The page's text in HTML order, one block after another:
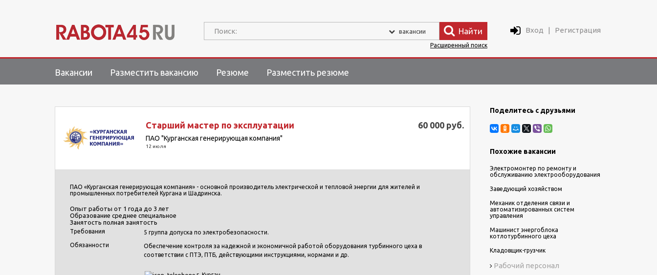
Поиск: вакансии Найти Вход | Регистрация
Расширенный поиск
Вакансии Разместить вакансию Резюме Разместить резюме
Старший мастер по эксплуатации 60 000 руб.
ПАО "Курганская генерирующая компания"
12 июля
ПАО «Курганская генерирующая компания» - основной производитель электрической и тепловой энергии для жителей и
промышленных потребителей Кургана и Шадринска.
Опыт работы от 1 года до 3 лет
Образование среднее специальное
Занятость полная занятость
Требования
5 группа допуска по электробезопасности.
Обязанности
Обеспечение контроля за надежной и экономичной работой оборудования турбинного цеха в
соответствии с ПТЭ, ПТБ, действующими инструкциями, нормами и др.
Поделитесь с друзьями
Похожие вакансии
Электромонтер по ремонту и
обслуживанию электрооборудования
Заведующий хозяйством
Механик отделения связи и
автоматизированных систем
управления
Машинист энергоблока
котлотурбинного цеха
Кладовщик-грузчик
Рабочий персонал